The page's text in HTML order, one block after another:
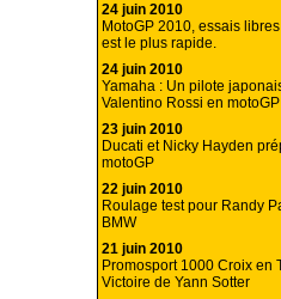
24 juin 2010
MotoGP 2010, essais
est le plus rapide.
24 juin 2010
Yamaha : Un pilote
Valentino Rossi en motoGP
23 juin 2010
Ducati et Nicky Hayden
motoGP
22 juin 2010
Roulage test pour Randy
BMW
21 juin 2010
Promosport 1000 Croix en
Victoire de Yann Sotter